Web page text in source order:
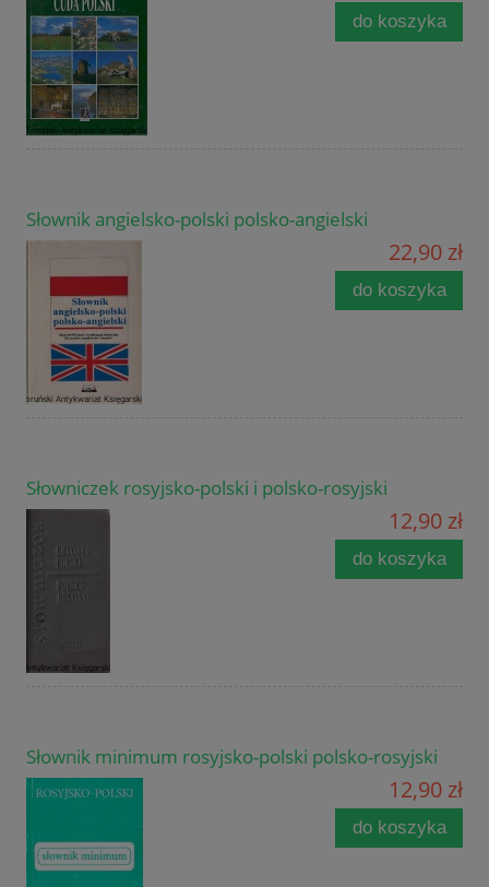
do koszyka
Słownik angielsko-polski polsko-angielski
22,90 zł
do koszyka
Słowniczek rosyjsko-polski i polsko-rosyjski
12,90 zł
do koszyka
Słownik minimum rosyjsko-polski polsko-rosyjski
12,90 zł
do koszyka